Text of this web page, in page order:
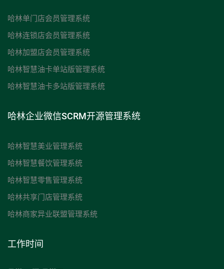
哈林单门店会员管理系统
哈林连锁店会员管理系统
哈林加盟店会员管理系统
哈林智慧油卡单站版管理系统
哈林智慧油卡多站版管理系统
哈林企业微信SCRM开源管理系统
哈林智慧美业管理系统
哈林智慧餐饮管理系统
哈林智慧零售管理系统
哈林共享门店管理系统
哈林商家异业联盟管理系统
工作时间